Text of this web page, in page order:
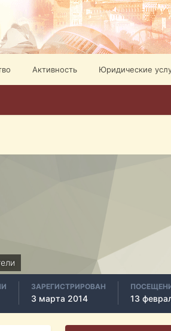
Активность Юридические
ЗАРЕГИСТРИРОВАН
3 марта 2014 13